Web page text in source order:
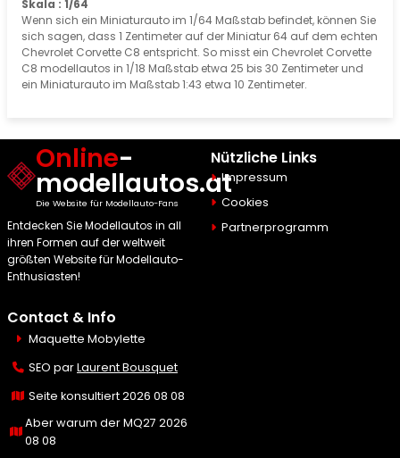
Skala : 1/64
Wenn sich ein Miniaturauto im 1/64 Maßstab befindet, können Sie
sich sagen, dass 1 Zentimeter auf der Miniatur 64 auf dem echten
Chevrolet Corvette C8 entspricht. So misst ein Chevrolet Corvette
C8 modellautos in 1/18 Maßstab etwa 25 bis 30 Zentimeter und
ein Miniaturauto im Maßstab 1:43 etwa 10 Zentimeter.
Online-
modellautos.at
Die Website für Modellauto-Fans
Entdecken Sie Modellautos in all
ihren Formen auf der weltweit
größten Website für Modellauto-
Enthusiasten!
Nützliche Links
Impressum
Cookies
Partnerprogramm
Contact & Info
Maquette Mobylette
SEO parLaurent Bousquet
Seite konsultiert 2026 08 08
Aber warum der MQ27 2026
08 08